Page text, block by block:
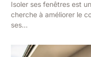
Isoler ses fenêtres est
cherche à améliorer le
ses…